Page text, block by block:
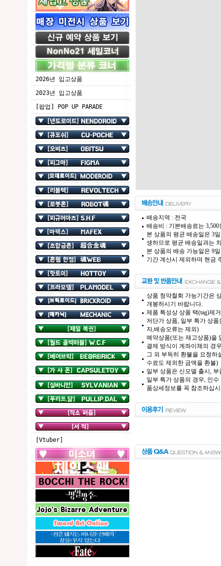
2026년 입고상품
2023년 입고상품
[팝업] POP UP PARADE
[Vtuber]
배송지역 : 전국
배송비 : 기본배송료는
본 상품의 평균 배송일은 3
생하므로 평균 배송일과는
본 상품의 배송 가능일은 9
기간 계산시 제외하며 현금
상품 청약철회 가능기간은
개봉하시기 바랍니다.
제품 특성상 상품 택(tag)제
저단가 상품, 일부 특가 상
자,배송오류는 제외)
예약상품(또는 재고상품)을
결제 방식이 계좌이체의 경
그 외 부득히 환불을 요청하
수료도 제외한 금액을 환불)
일부 상품은 신모델 출시,
일부 특가 상품의 경우, 인
품상세정보를 꼭 참조하십